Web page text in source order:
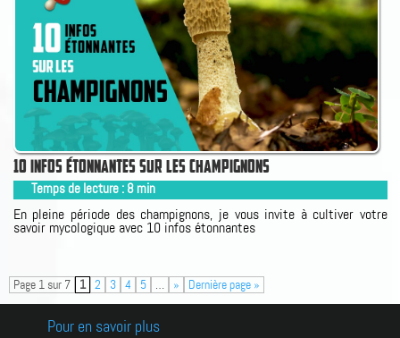
10 INFOS ÉTONNANTES SUR LES CHAMPIGNONS
Temps de lecture : 8 min
En pleine période des champignons, je vous invite à cultiver votre
savoir mycologique avec 10 infos étonnantes
Page 1 sur 7 1 2 3 4 5 … » Dernière page »
Pour en savoir plus